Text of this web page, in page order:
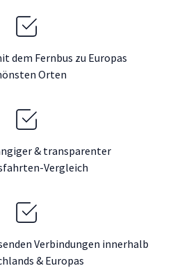
dem Fernbus zu Europas
Orten
& transparenter
Vergleich
Verbindungen innerhalb
& Europas